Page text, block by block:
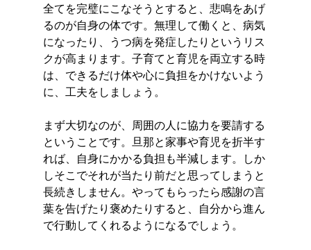
全てを完璧にこなそうとすると、悲鳴をあげ
るのが自身の体です。無理して働くと、病気
になったり、うつ病を発症したりというリス
クが高まります。子育てと育児を両立する時
は、できるだけ体や心に負担をかけないよう
に、工夫をしましょう。
まず大切なのが、周囲の人に協力を要請する
ということです。旦那と家事や育児を折半す
れば、自身にかかる負担も半減します。しか
しそこでそれが当たり前だと思ってしまうと
長続きしません。やってもらったら感謝の言
葉を告げたり褒めたりすると、自分から進ん
で行動してくれるようになるでしょう。